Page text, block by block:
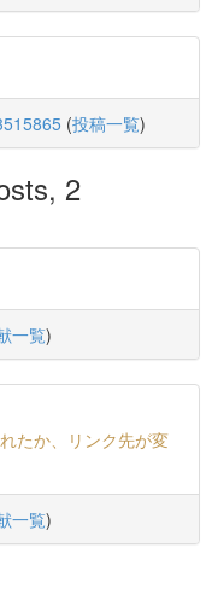
(投稿一覧)
2
一覧)
たか、リンク先が変
一覧)